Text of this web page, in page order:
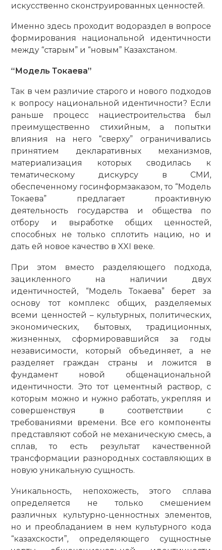
искусственно сконструированных ценностей.
Именно здесь проходит водораздел в вопросе
формирования национальной идентичности
между “старым” и “новым” Казахстаном.
“Модель Токаева”
Так в чем различие старого и нового подходов
к вопросу национальной идентичности? Если
раньше процесс нациестроительства был
преимущественно стихийным, а попытки
влияния на него “сверху” ограничивались
принятием декларативных механизмов,
материализация которых сводилась к
тематичес­кому дискурсу в СМИ,
обеспеченному госинформзаказом, то “Модель
Токаева” предлагает проактивную
деятельность государства и общества по
отбору и выработке общих ценностей,
способных не только сплотить нацию, но и
дать ей новое качество в XXI веке.
При этом вместо разделяющего подхода,
зацикленного на наличии двух
идентичностей, “Модель Токаева” берет за
основу тот комплекс общих, разделяемых
всеми ценностей – культурных, политических,
экономических, бытовых, традиционных,
жизненных, сформировавшийся за годы
независимости, который объединяет, а не
разделяет граждан страны и ложится в
фундамент новой общенациональной
идентичности. Это тот цементный раст­вор, с
которым можно и нужно работать, укрепляя и
совершенствуя в соответствии с
требованиями времени. Все его компоненты
представляют собой не механическую смесь, а
сплав, то есть результат качественной
трансформации разнородных составляющих в
новую уникальную сущность.
Уникальность, непохожесть, этого сплава
определяется не только смешением
различных культурно-ценностных элементов,
но и преобладанием в нем культурного кода
“казахскости”, определяющего сущностные